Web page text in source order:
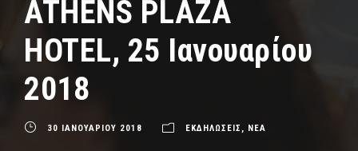
ATHENS PLAZA
HOTEL, 25 Iανουαρίου
2018
30 ΙΑΝΟΥΑΡΙΟΥ 2018 ΕΚΔΗΛΩΣΕΙΣ , ΝΕΑ